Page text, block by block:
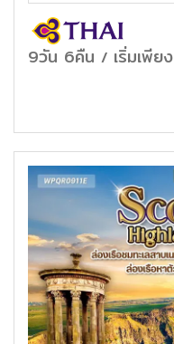
9วัน 6คืน / เริ่มเพียง